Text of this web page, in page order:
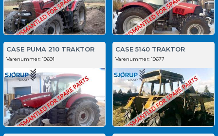
CASE PUMA 210 TRAKTOR
Varenummer: 19691
CASE 5140 TRAKTOR
Varenummer: 19677